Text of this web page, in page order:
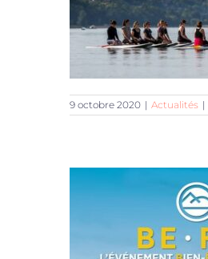
9 octobre 2020 | Actualités |